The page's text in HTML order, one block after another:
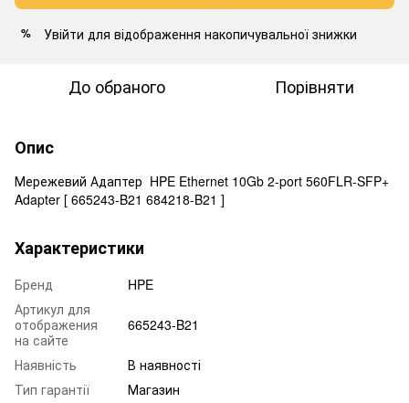
% Увійти для відображення накопичувальної знижки
До обраного Порівняти
Опис
Мережевий Адаптер HPE Ethernet 10Gb 2-port 560FLR-SFP+
Adapter [ 665243-B21 684218-B21 ]
Характеристики
Бренд
HPE
Артикул для
отображения
на сайте
665243-B21
Наявність
В наявності
Тип гарантії
Магазин